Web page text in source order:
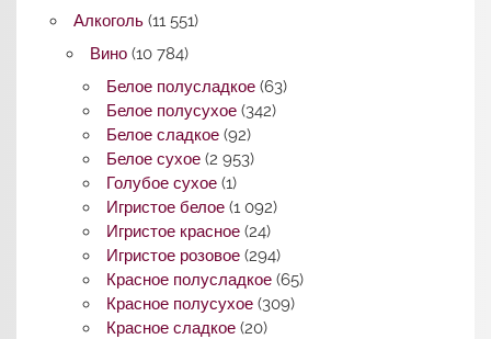
Алкоголь(11 551)
Вино(10 784)
Белое полусладкое (63)
Белое полусухое (342)
Белое сладкое (92)
Белое сухое (2 953)
Голубое сухое (1)
Игристое белое (1 092)
Игристое красное (24)
Игристое розовое (294)
Красное полусладкое (65)
Красное полусухое (309)
Красное сладкое (20)